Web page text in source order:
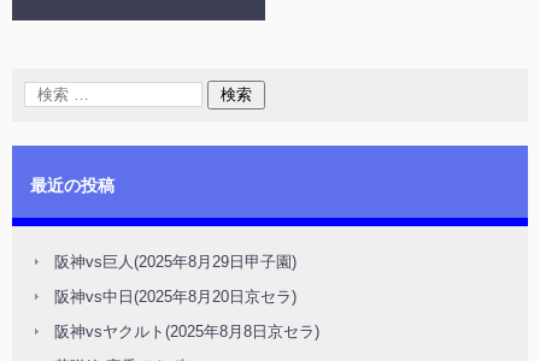
最近の投稿
阪神vs巨人(2025年8月29日甲子園)
阪神vs中日(2025年8月20日京セラ)
阪神vsヤクルト(2025年8月8日京セラ)